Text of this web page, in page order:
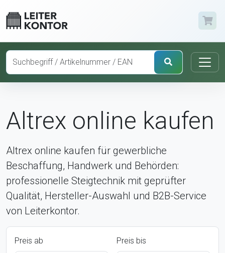
Altrex online kaufen
Altrex online kaufen für gewerbliche
Beschaffung, Handwerk und Behörden:
professionelle Steigtechnik mit geprüfter
Qualität, Hersteller-Auswahl und B2B-Service
von Leiterkontor.
Preis ab Preis bis